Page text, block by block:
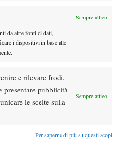
Sempre attivo
da altre fonti di dati,
i dispositivi in base alle
e rilevare frodi,
presentare pubblicità
le scelte sulla
Sempre attivo
Per saperne di più su questi scopi
la sua favola a Montreal,
su de Minaur